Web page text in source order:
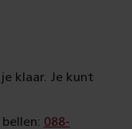
klaar. Je kunt
088-